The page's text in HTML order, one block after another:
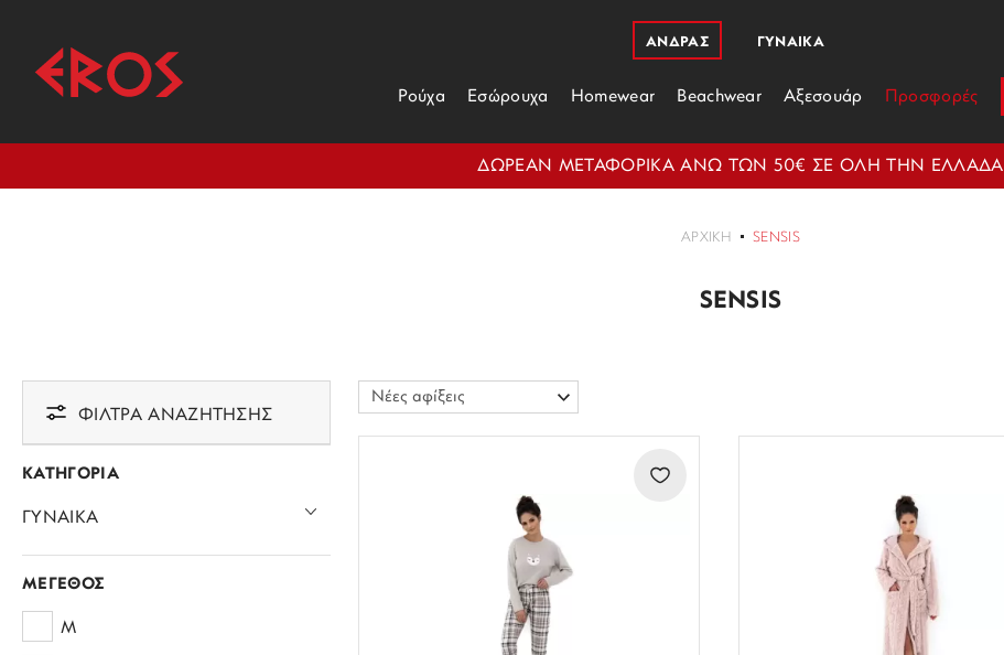
ΑΝΔΡΑΣ
Ρούχα Εσώρουχα Homewear Beachwear Αξεσουάρ Προσφορές
ΓΥΝΑΙΚΑ
ΔΩΡΕΑΝ ΜΕΤΑΦΟΡΙΚΑ ΑΝΩ ΤΩΝ 50€ ΣΕ ΟΛΗ ΤΗΝ ΕΛΛΑΔΑ
ΑΡΧΙΚΗ SENSIS
SENSIS
ΦΙΛΤΡΑ ΑΝΑΖΗΤΗΣΗΣ
ΚΑΤΗΓΟΡΙΑ
ΓΥΝΑΙΚΑ
Homewear
Πιτζάμες
ΜΕΓΕΘΟΣ
M